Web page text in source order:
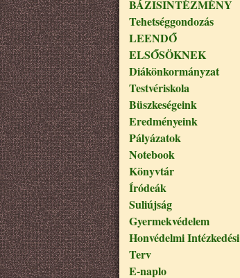
BÁZISINTÉZMÉNY
Tehetséggondozás
LEENDŐ
ELSŐSÖKNEK
Diákönkormányzat
Testvériskola
Büszkeségeink
Eredményeink
Pályázatok
Notebook
Könyvtár
Íródeák
Suliújság
Gyermekvédelem
Honvédelmi Intézkedési
Terv
E-naplo